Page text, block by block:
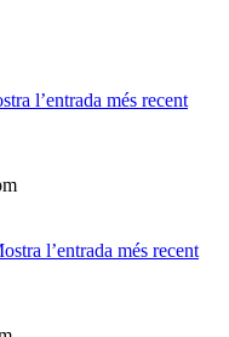
l’entrada més recent
l’entrada més recent